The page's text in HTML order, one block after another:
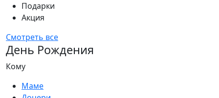
Подарки
Акция
Смотреть все
День Рождения
Кому
Маме